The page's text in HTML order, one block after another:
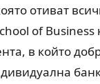
отиват
of
в който